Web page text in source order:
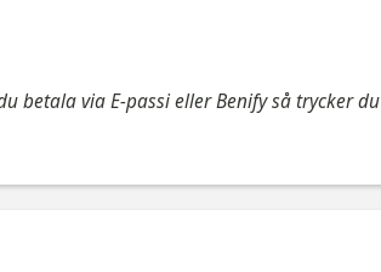
betala via E-passi eller Benify så trycker du